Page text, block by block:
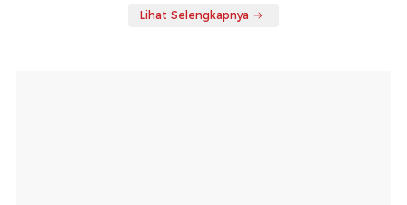
Lihat Selengkapnya